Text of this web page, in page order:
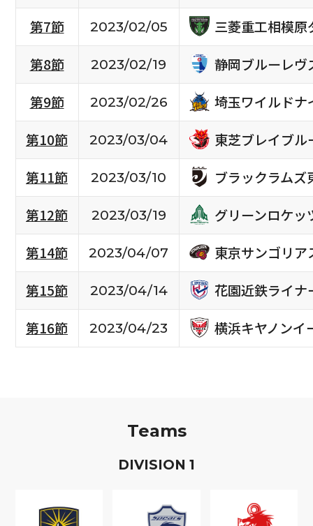
第7節
2023/02/05
三菱重工相模原
第8節
2023/02/19
静岡ブルーレヴ
第9節
2023/02/26
埼玉ワイルドナ
第10節
2023/03/04
東芝ブレイブル
第11節
2023/03/10
ブラックラムズ
第12節
2023/03/19
グリーンロケッ
第14節
2023/04/07
東京サンゴリア
第15節
2023/04/14
花園近鉄ライナ
第16節
2023/04/23 横浜キヤノンイ
Teams
DIVISION 1